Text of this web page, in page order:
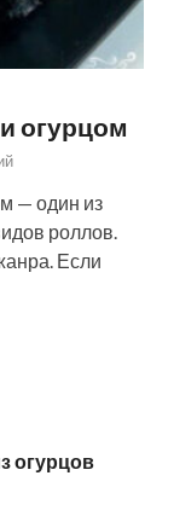
огурцом
— один из
роллов.
Если
огурцов